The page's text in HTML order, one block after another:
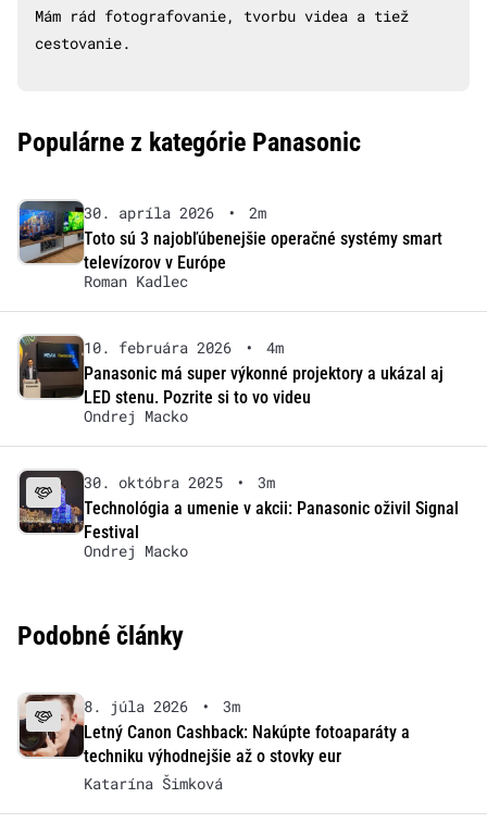
Mám rád fotografovanie, tvorbu videa a tiež
cestovanie.
Populárne z kategórie Panasonic
30. apríla 2026 •
2m
Toto sú 3 najobľúbenejšie operačné systémy smart
televízorov v Európe
Roman Kadlec
10. februára 2026 •
4m
Panasonic má super výkonné projektory a ukázal aj
LED stenu. Pozrite si to vo videu
Ondrej Macko
30. októbra 2025 •
3m
Technológia a umenie v akcii: Panasonic oživil Signal
Festival
Ondrej Macko
Podobné články
8. júla 2026 •
3m
Letný Canon Cashback: Nakúpte fotoaparáty a
techniku výhodnejšie až o stovky eur
Katarína Šimková